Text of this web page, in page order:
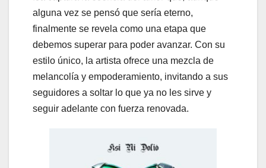
alguna vez se pensó que sería eterno,
finalmente se revela como una etapa que
debemos superar para poder avanzar. Con su
estilo único, la artista ofrece una mezcla de
melancolía y empoderamiento, invitando a sus
seguidores a soltar lo que ya no les sirve y
seguir adelante con fuerza renovada.